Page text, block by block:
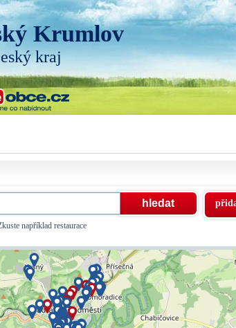
Krumlov
kraj
například restaurace